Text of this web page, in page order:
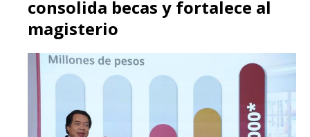
consolida becas y fortalece al
magisterio